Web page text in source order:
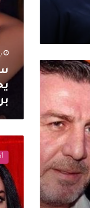
صور
سلاف
فواخرجي
وائل